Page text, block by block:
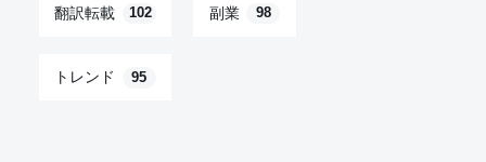
翻訳転載 102 副業 98
トレンド 95